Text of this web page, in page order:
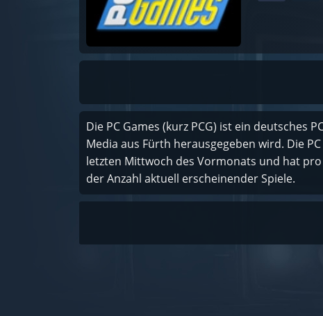
Die PC Games (kurz PCG) ist ein deutsches
Media aus Fürth herausgegeben wird. Die
letzten Mittwoch des Vormonats und hat
der Anzahl aktuell erscheinender Spiele.